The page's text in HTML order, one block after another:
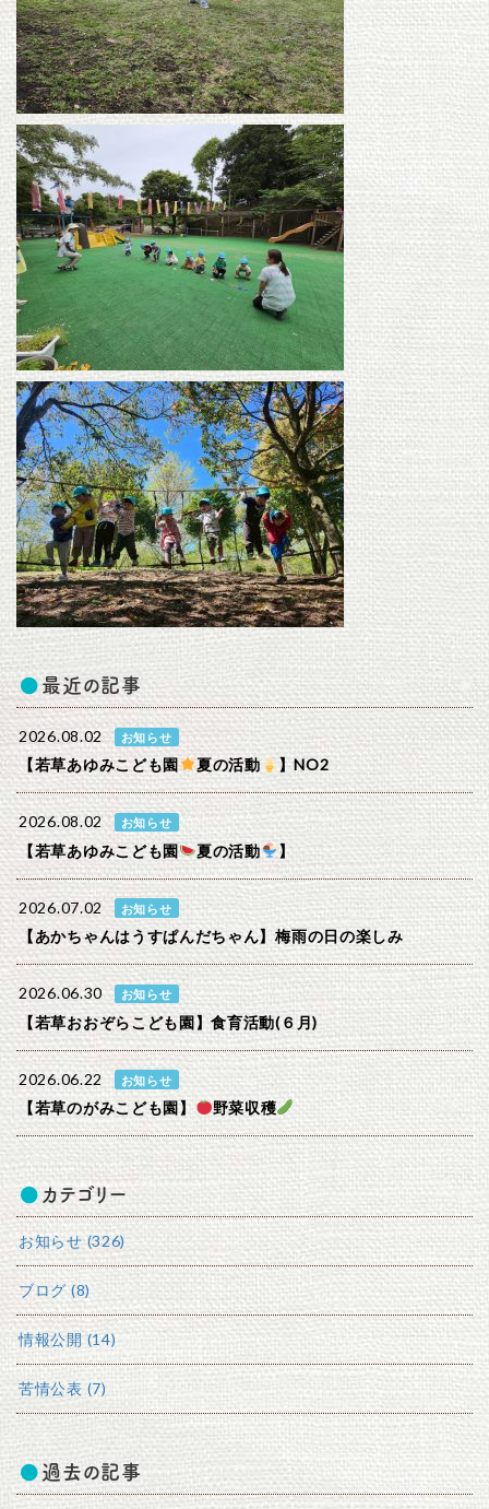
最近の記事
2026.08.02 お知らせ
【若草あゆみこども園 夏の活動 】NO2
2026.08.02 お知らせ
【若草あゆみこども園 夏の活動 】
2026.07.02 お知らせ
【あかちゃんはうすぱんだちゃん】梅雨の日の楽しみ
2026.06.30 お知らせ
【若草おおぞらこども園】食育活動(６月)
2026.06.22 お知らせ
【若草のがみこども園】 野菜収穫
カテゴリー
お知らせ (326)
ブログ (8)
情報公開 (14)
苦情公表 (7)
過去の記事